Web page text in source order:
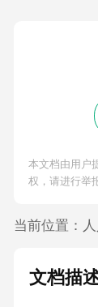
本文档由用户
权，请进行举
当前位置：
文档描